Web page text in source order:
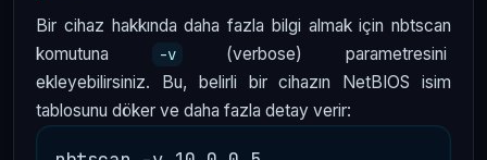
Bir cihaz hakkında daha fazla bilgi almak için nbtscan
komutuna
-v
(verbose) parametresini
ekleyebilirsiniz. Bu, belirli bir cihazın NetBIOS isim
tablosunu döker ve daha fazla detay verir: